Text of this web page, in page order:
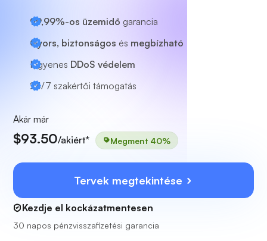
99,99%-os üzemidő garancia
Gyors, biztonságos és megbízható
Ingyenes DDoS védelem
24/7 szakértői támogatás
Akár már
$93.50/akiért* Megment 40%
Tervek megtekintése
Kezdje el kockázatmentesen
30 napos pénzvisszafizetési garancia